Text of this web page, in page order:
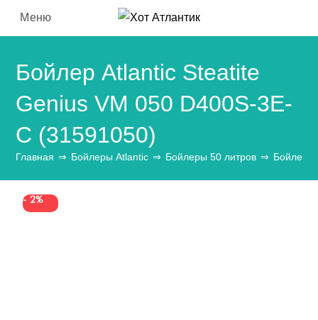
Меню
Бойлер Atlantic Steatite
Genius VM 050 D400S-3E-
C (31591050)
Главная ⇒ Бойлеры Atlantic ⇒ Бойлеры 50 литров ⇒ Бойлер
-2%